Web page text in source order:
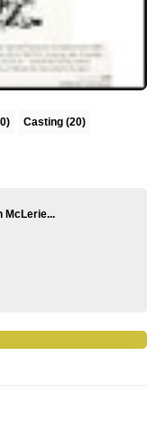
Casting (20)
McLerie...